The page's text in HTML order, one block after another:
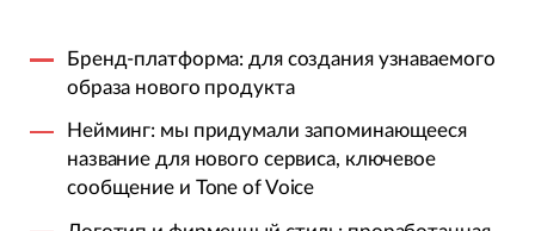
Бренд-платформа: для создания узнаваемого
образа нового продукта
Нейминг: мы придумали запоминающееся
название для нового сервиса, ключевое
сообщение и Tone of Voice